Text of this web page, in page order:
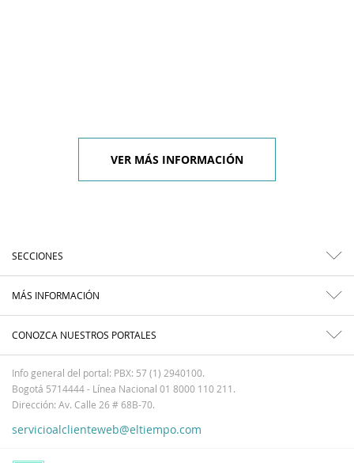
VER MÁS INFORMACIÓN
SECCIONES
MÁS INFORMACIÓN
CONOZCA NUESTROS PORTALES
Info general del portal: PBX: 57 (1) 2940100.
Bogotá 5714444 - Línea Nacional 01 8000 110 211.
Dirección: Av. Calle 26 # 68B-70.
servicioalclienteweb@eltiempo.com